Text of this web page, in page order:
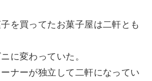
を買ってたお菓子屋は二軒とも
に変わっていた。
ナーが独立して二軒になってい